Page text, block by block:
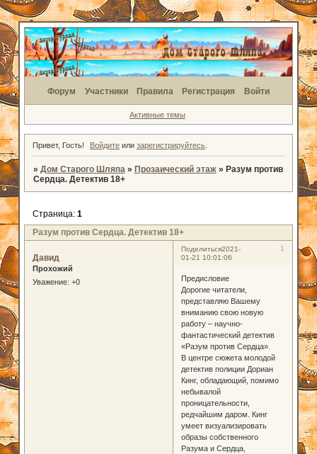
Форум Участники Правила Регистрация Войти
Активные темы
Привет, Гость! Войдите илизарегистрируйтесь
» Дом Старого Шляпа » Прозаический этаж » Разум против
Сердца. Детектив 18+
Разум против Сердца. Детектив 18+
Страница: 1
Поделиться 1
2021-
01-21 10:01:06
Давид
Прохожий
Уважение: +0
Предисловие
Дорогие читатели,
представляю Вашему
вниманию свою новую
работу – научно-
фантастический детектив
«Разум против Сердца».
В центре сюжета молодой
детектив полиции Дориан
Кинг, обладающий, помимо
небывалой
проницательности,
редчайшим даром. Кинг
умеет визуализировать
образы собственного
Разума и Сердца,